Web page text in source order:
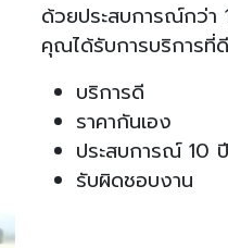
ด้วยประสบการณ์กว่า
คุณได้รับการบริการที่
บริการดี
ราคากันเอง
ประสบการณ์ 10 ปี
รับผิดชอบงาน